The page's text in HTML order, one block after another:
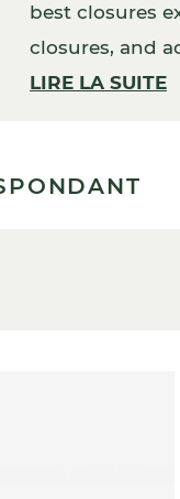
best closures
closures, and
In addition,
LIRE LA SUITE